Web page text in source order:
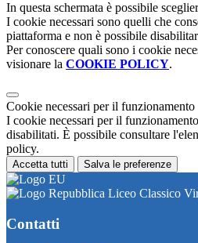
In questa schermata è possibile
I cookie necessari sono quelli che
piattaforma e non è possibile
Per conoscere quali sono i cookie
visionare la COOKIE POLICY.
Cookie necessari per il funzionamento
I cookie necessari per il
disabilitati. È possibile consultare
policy.
Accetta tutti Salva le preferenze
Liceo Classico
Contatti